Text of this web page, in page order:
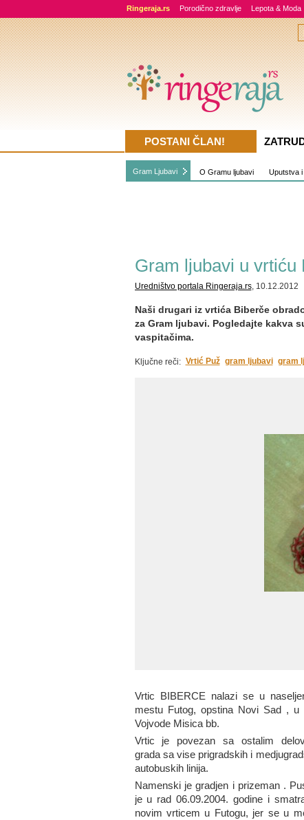
Ringeraja.rs Porodično zdravlje Lepota & Moda
Gram Ljubavi O Gramu ljubavi Uputstva i
Gram ljubavi u vrtiću
Uredništvo portala Ringeraja.rs, 10.12.2012
Naši drugari iz vrtića Biberče
za Gram ljubavi. Pogledajte kakva
vaspitačima.
Ključne reči: Vrtić Puž gram ljubavi gram
Vrtic BIBERCE nalazi se u
mestu Futog, opstina Novi Sad , u
Vojvode Misica bb.
Vrtic je povezan sa ostalim
grada sa vise prigradskih i
autobuskih linija.
Namenski je gradjen i prizeman .
je u rad 06.09.2004. godine i
novim vrticem u Futogu, jer se u
POSTANI ČLAN!